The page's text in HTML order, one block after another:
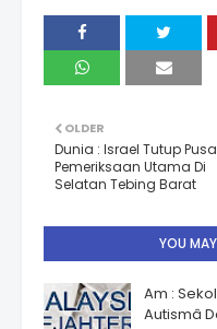
OLDER
Dunia : Israel Tutup
Pemeriksaan Utama Di
Selatan Tebing Barat
YOU
Am :